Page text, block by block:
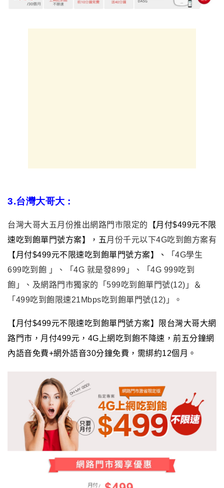
3.台灣大哥大 :
台灣大哥大五月份推出網路門市限定的 【月付$499元不限
速吃到飽單門號方案】，五 月份千元以下4G吃到飽方案有
【月付$499元不限速吃到飽單門號方案】、
「4G學生
699吃到飽 」、「4G 就是發899」、「4G 999吃到
飽」、及網路門市獨家的「599吃到飽單門號(12)」＆
「499吃到飽限速21Mbps吃到飽單門號(12)」。
【月付$499元不限速吃到飽單門號方案】限台灣大哥大網
路門市，月付499元，4G上網吃到飽不降速，前五分鐘網
內語音免費+網外語音30分鐘免費，需綁約12個月。